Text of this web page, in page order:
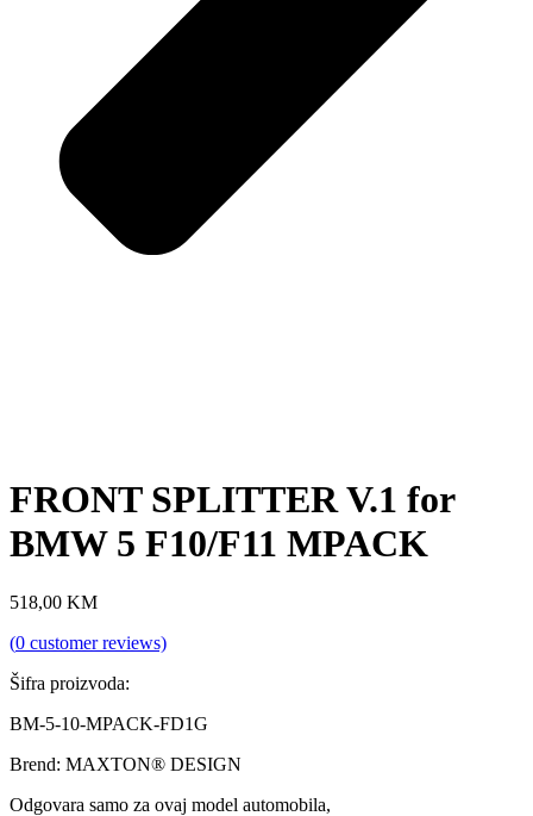
FRONT SPLITTER V.1 for
BMW 5 F10/F11 MPACK
518,00 KM
(0 customer reviews)
Šifra proizvoda:
BM-5-10-MPACK-FD1G
Brend: MAXTON® DESIGN
Odgovara samo za ovaj model automobila,